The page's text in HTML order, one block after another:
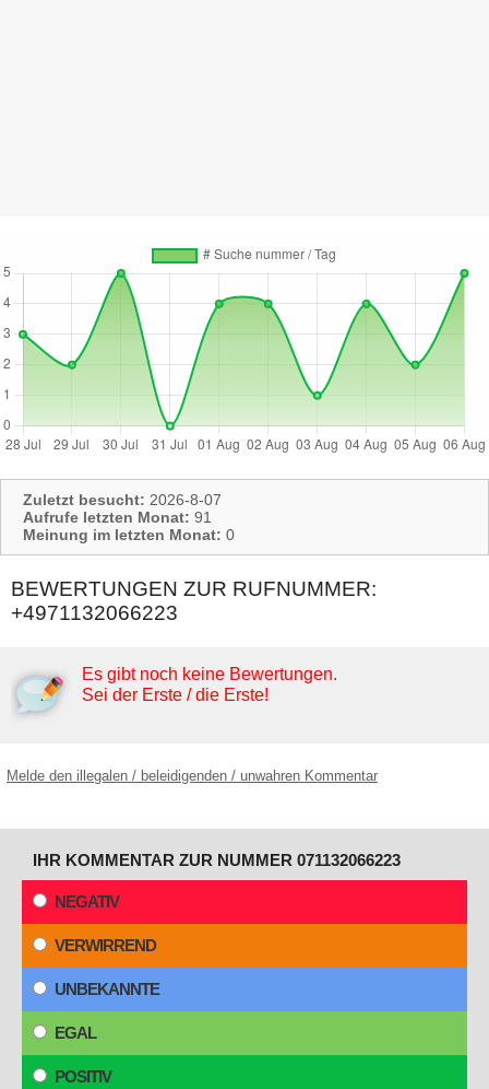
Zuletzt besucht: 2026-8-07
Aufrufe letzten Monat: 91
Meinung im letzten Monat: 0
BEWERTUNGEN ZUR RUFNUMMER:
+4971132066223
Es gibt noch keine Bewertungen.
Sei der Erste / die Erste!
Melde den illegalen / beleidigenden / unwahren Kommentar
IHR KOMMENTAR ZUR NUMMER 071132066223
NEGATIV
VERWIRREND
UNBEKANNTE
EGAL
POSITIV